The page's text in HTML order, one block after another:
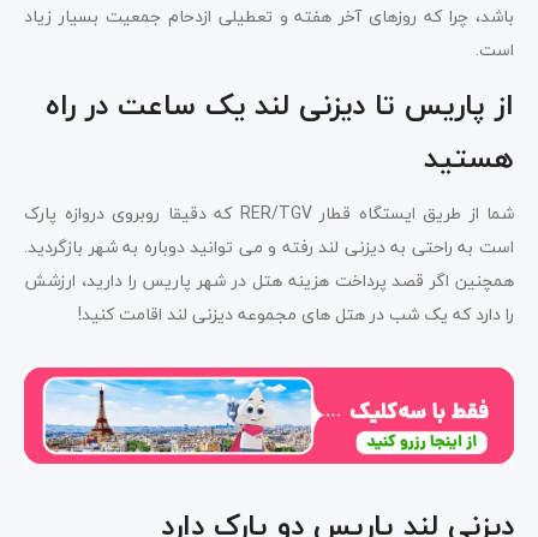
باشد، چرا که روزهای آخر هفته و تعطیلی ازدحام جمعیت بسیار زیاد
است.
از پاریس تا دیزنی لند یک ساعت در راه
هستید
شما از طریق ایستگاه قطار RER/TGV که دقیقا روبروی دروازه پارک
است به راحتی به دیزنی لند رفته و می توانید دوباره به شهر بازگردید.
همچنین اگر قصد پرداخت هزینه هتل در شهر پاریس را دارید، ارزشش
را دارد که یک شب در هتل های مجموعه دیزنی لند اقامت کنید!
دیزنی لند پاریس دو پارک دارد